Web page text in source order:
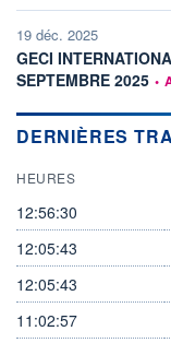
19 déc. 2025
GECI
SEPTEMBRE 2025 •
DERNIÈRES
HEURES
12:56:30
12:05:43
12:05:43
11:02:57